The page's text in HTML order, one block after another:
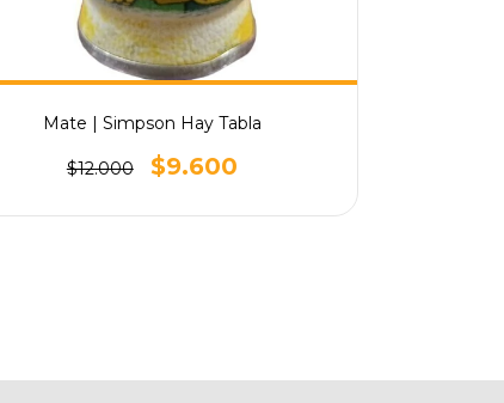
Mate | Simpson Hay Tabla
$12.000 $9.600